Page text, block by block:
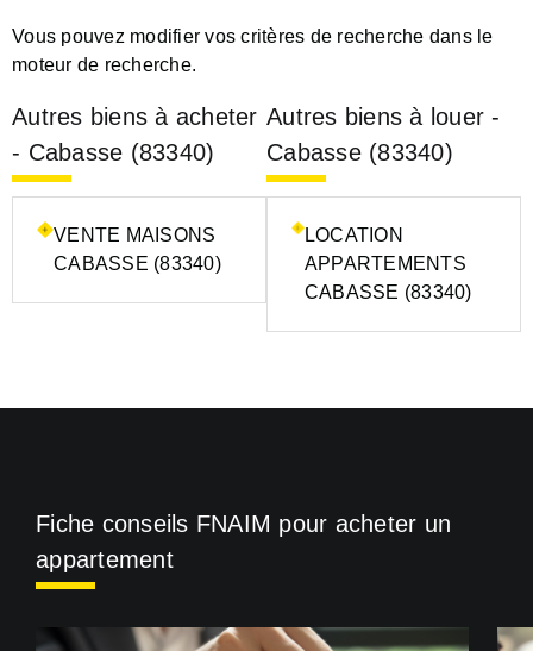
Vous pouvez modifier vos critères de recherche dans le
moteur de recherche.
Autres biens à acheter
- Cabasse (83340)
VENTE MAISONS
CABASSE (83340)
Autres biens à louer -
Cabasse (83340)
LOCATION
APPARTEMENTS
CABASSE (83340)
Fiche conseils FNAIM pour acheter un
appartement